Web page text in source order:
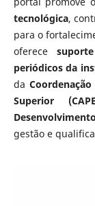
tecnológica,
para o
oferece
periódicos da
da
Superior
gestão e